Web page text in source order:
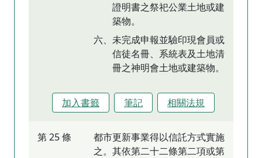
證明書之祭祀公業土地或建
築物。
六、未完成申報並驗印現會員或
信徒名冊、系統表及土地清
冊之神明會土地或建築物。
加入書籤 筆記 相關法規
第 25 條
都市更新事業得以信託方式實施
之。其依第二十二條第二項或第